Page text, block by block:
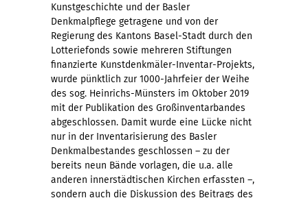
Kunstgeschichte und der Basler
Denkmalpflege getragene und von der
Regierung des Kantons Basel-Stadt durch den
Lotteriefonds sowie mehreren Stiftungen
finanzierte Kunstdenkmäler-Inventar-Projekts,
wurde pünktlich zur 1000-Jahrfeier der Weihe
des sog. Heinrichs-Münsters im Oktober 2019
mit der Publikation des Großinventarbandes
abgeschlossen. Damit wurde eine Lücke nicht
nur in der Inventarisierung des Basler
Denkmalbestandes geschlossen – zu der
bereits neun Bände vorlagen, die u.a. alle
anderen innerstädtischen Kirchen erfassten –,
sondern auch die Diskussion des Beitrags des